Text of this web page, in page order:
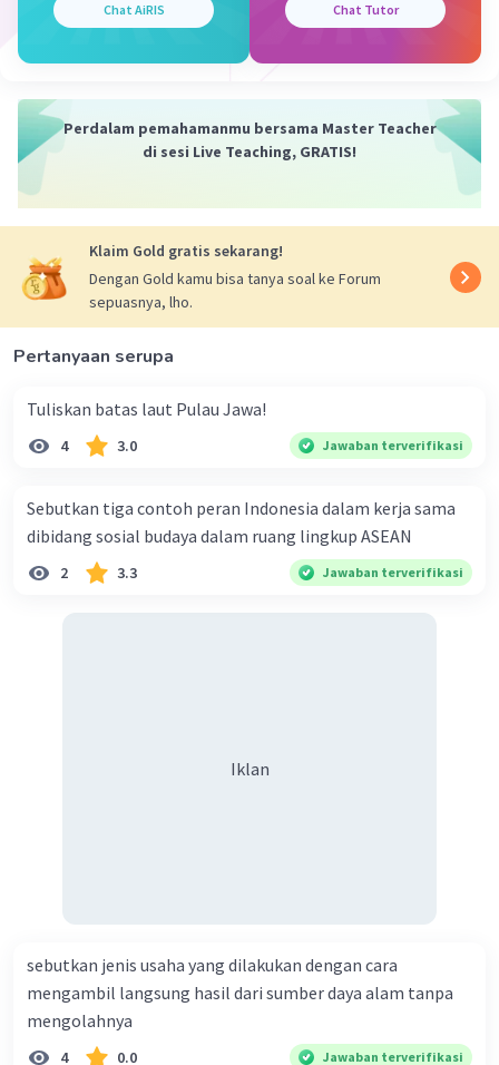
Chat AiRIS Chat Tutor
Perdalam pemahamanmu bersama Master Teacher
di sesi Live Teaching, GRATIS!
Klaim Gold gratis sekarang!
Dengan Gold kamu bisa tanya soal ke Forum
sepuasnya, lho.
Pertanyaan serupa
Tuliskan batas laut Pulau Jawa!
4 3.0 Jawaban terverifikasi
Sebutkan tiga contoh peran Indonesia dalam kerja sama
dibidang sosial budaya dalam ruang lingkup ASEAN
2 3.3 Jawaban terverifikasi
Iklan
sebutkan jenis usaha yang dilakukan dengan cara
mengambil langsung hasil dari sumber daya alam tanpa
mengolahnya
4 0.0 Jawaban terverifikasi